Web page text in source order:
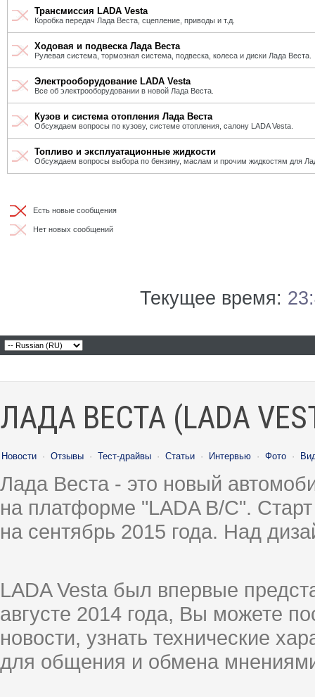
Трансмиссия LADA Vesta
Коробка передач Лада Веста, сцепление, приводы и т.д.
Ходовая и подвеска Лада Веста
Рулевая система, тормозная система, подвеска, колеса и диски Лада Веста.
Электрооборудование LADA Vesta
Все об электрооборудовании в новой Лада Веста.
Кузов и система отопления Лада Веста
Обсуждаем вопросы по кузову, системе отопления, салону LADA Vesta.
Топливо и эксплуатационные жидкости
Обсуждаем вопросы выбора по бензину, маслам и прочим жидкостям для
Есть новые сообщения
Нет новых сообщений
Текущее время:
ЛАДА ВЕСТА (LADA
Новости · Отзывы · Тест-драйвы · Статьи · Интервью · Фото ·
Лада Веста - это новый
на платформе "LADA B/C".
на сентябрь 2015 года. Над
LADA Vesta был впервые
августе 2014 года, Вы можете
новости, узнать технические
для общения и обмена